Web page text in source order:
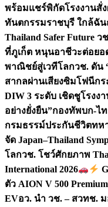
พร้อมแชร์พิกัดโรงงานสั่
ทันตกรรมราชบุรี ใกล้ฉัน
Thailand Safer Future
ที่ภูเก็ต หนุนอาชีวะต่อยอ
พาณิชย์สู่เวทีโลกวช. ดัน
สากลผ่านเสียงซิมโฟนีกร
DIW 3 ระดับ เชิดชูโรง
อย่างยั่งยืน”กองทัพบก-ไ
กรมธรรม์ประกันชีวิตทห
จัด Japan–Thailand
โลกวช. โชว์ศักยภาพ
International 2026
ตัว AION V 500
EVอว. นำ วช. – สวทช.